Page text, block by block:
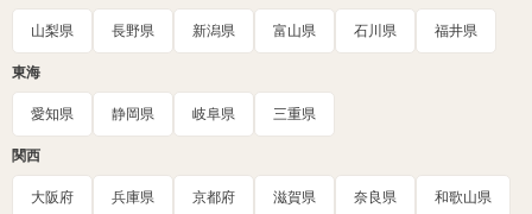
山梨県 長野県 新潟県 富山県 石川県 福井県
東海
愛知県 静岡県 岐阜県 三重県
関西
大阪府 兵庫県 京都府 滋賀県 奈良県 和歌山県